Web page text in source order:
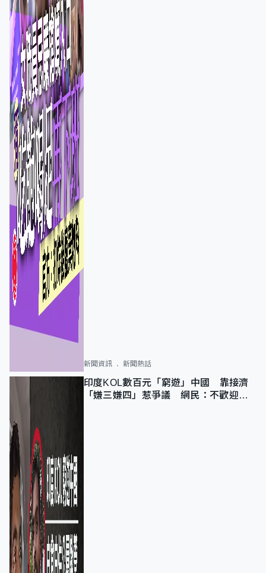
新聞資訊 新聞熱話
印度KOL數百元「窮遊」中國 靠接濟
「嫌三嫌四」惹爭議 網民：不歡迎劣